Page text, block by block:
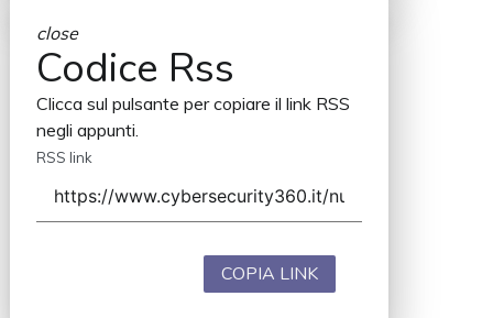
close
Codice Rss
Clicca sul pulsante per copiare il link RSS
negli appunti.
RSS link
COPIA LINK